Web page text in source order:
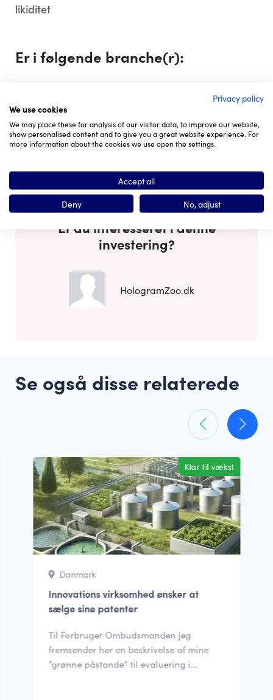
likiditet
Er i følgende branche(r):
E commerce www teknologi
Medie underholdning
Handel service
Er du interesseret i denne
investering?
HologramZoo.dk
Se også disse relaterede
Klar til vækst
Danmark
Innovations virksomhed ønsker at
sælge sine patenter
Til Forbruger Ombudsmanden Jeg
fremsender her en beskrivelse af mine
”grønne påstande” til evaluering i...
Privacy policy
We use cookies
We may place these for analysis of our visitor data, to improve our website,
show personalised content and to give you a great website experience. For
more information about the cookies we use open the settings.
Accept all
Deny
No, adjust